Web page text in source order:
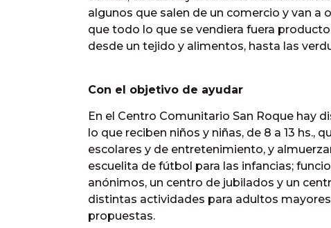
algunos que salen de un comercio y van a
que todo lo que se vendiera fuera
desde un tejido y alimentos, hasta las
Con el objetivo de ayudar
En el Centro Comunitario San Roque hay
lo que reciben niños y niñas, de 8 a 13 hs.,
escolares y de entretenimiento, y
escuelita de fútbol para las infancias;
anónimos, un centro de jubilados y un
distintas actividades para adultos
propuestas.